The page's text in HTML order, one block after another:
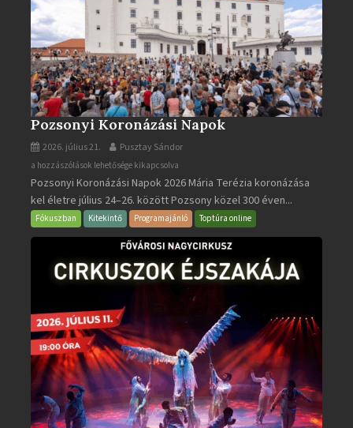
Pozsonyi Koronázási Napok
2026. július 21. Pusztay Sándor
Pozsonyi
Koronázási
Napok
bejegyzéshez
a hozzászólások lehetősége kikapcsolva
Pozsonyi Koronázási Napok 2026 Mária Terézia koronázása
kel életre július 24–26. között Pozsony közel 300 éven...
Fókuszban Kitekintő Programajánló Toptúra online